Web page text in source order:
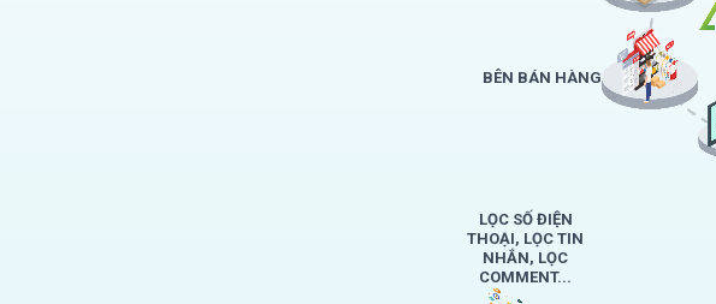
BÊN BÁN HÀNG
LỌC SỐ ĐIỆN
THOẠI, LỌC TIN
NHẮN, LỌC
COMMENT...